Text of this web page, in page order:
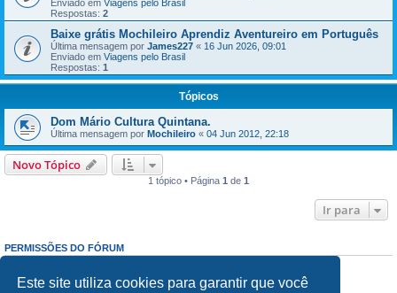
Este site utiliza cookies para garantir que você
Enviado em Viagens pelo Brasil
Respostas: 2
Baixe grátis Mochileiro Aprendiz Aventureiro em Português
Última mensagem por James227 « 16 Jun 2026, 09:01
Enviado em Viagens pelo Brasil
Respostas: 1
Tópicos
Dom Mário Cultura Quintana.
Última mensagem por Mochileiro « 04 Jun 2012, 22:18
Novo Tópico
1 tópico • Página 1 de 1
Ir para
PERMISSÕES DO FÓRUM
Responder mensagens:
Proibido
Editar mensagens:Proibido